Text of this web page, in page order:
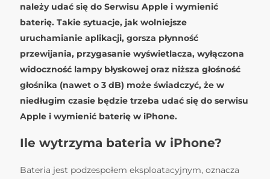
należy udać się do Serwisu Apple i wymienić
baterię. Takie sytuacje, jak wolniejsze
uruchamianie aplikacji, gorsza płynność
przewijania, przygasanie wyświetlacza, wyłączona
widoczność lampy błyskowej oraz niższa głośność
głośnika (nawet o 3 dB) może świadczyć, że w
niedługim czasie będzie trzeba udać się do serwisu
Apple i wymienić baterię w iPhone.
Ile wytrzyma bateria w iPhone?
Bateria jest podzespołem eksploatacyjnym, oznacza